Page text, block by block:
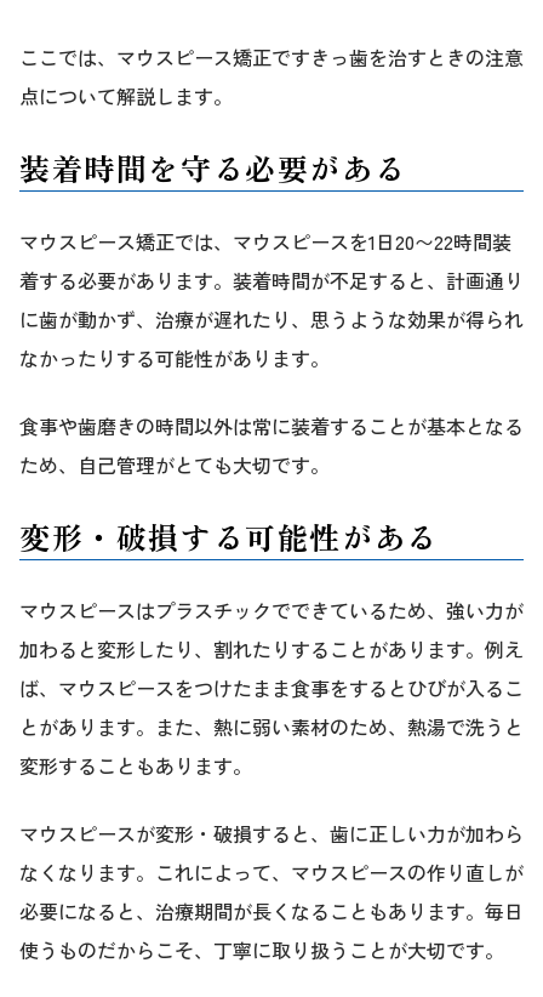
ここでは、マウスピース矯正ですきっ歯を治すときの注意
点について解説します。
装着時間を守る必要がある
マウスピース矯正では、マウスピースを1日20〜22時間装
着する必要があります。装着時間が不足すると、計画通り
に歯が動かず、治療が遅れたり、思うような効果が得られ
なかったりする可能性があります。
食事や歯磨きの時間以外は常に装着することが基本となる
ため、自己管理がとても大切です。
変形・破損する可能性がある
マウスピースはプラスチックでできているため、強い力が
加わると変形したり、割れたりすることがあります。例え
ば、マウスピースをつけたまま食事をするとひびが入るこ
とがあります。また、熱に弱い素材のため、熱湯で洗うと
変形することもあります。
マウスピースが変形・破損すると、歯に正しい力が加わら
なくなります。これによって、マウスピースの作り直しが
必要になると、治療期間が長くなることもあります。毎日
使うものだからこそ、丁寧に取り扱うことが大切です。